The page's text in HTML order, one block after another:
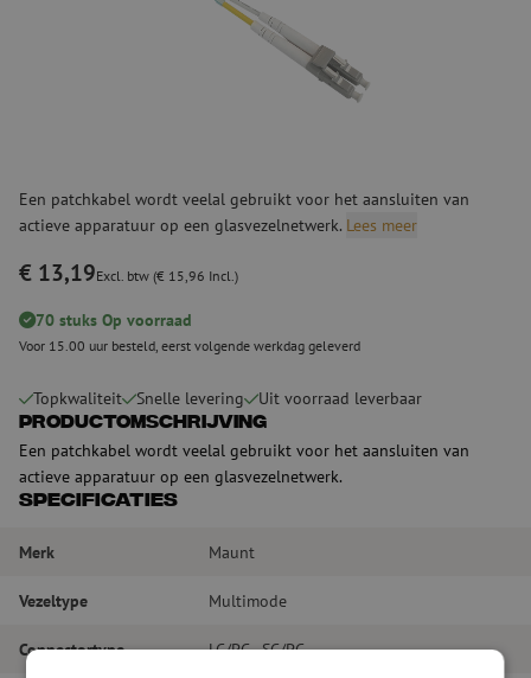
Een patchkabel wordt veelal gebruikt voor het aansluiten van
actieve apparatuur op een glasvezelnetwerk. Lees meer
€ 13,19Excl. btw (€ 15,96 Incl.)
70 stuks Op voorraad
Voor 15.00 uur besteld, eerst volgende werkdag geleverd
Topkwaliteit Snelle levering Uit voorraad leverbaar
Productomschrijving
Een patchkabel wordt veelal gebruikt voor het aansluiten van
actieve apparatuur op een glasvezelnetwerk.
Specificaties
Merk Maunt
Vezeltype Multimode
Connectortype LC/PC - SC/PC